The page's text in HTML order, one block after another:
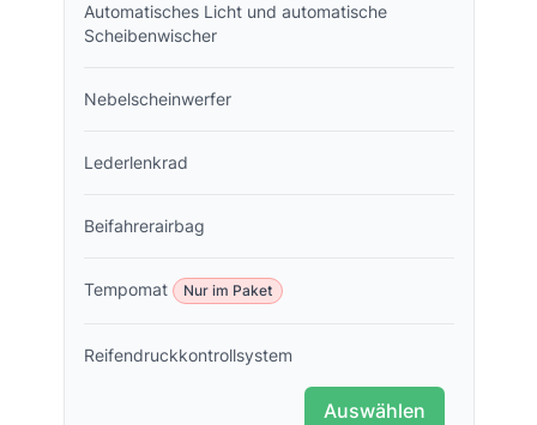
Automatisches Licht und automatische
Scheibenwischer
Nebelscheinwerfer
Lederlenkrad
Beifahrerairbag
Tempomat Nur im Paket
Reifendruckkontrollsystem
Auswählen